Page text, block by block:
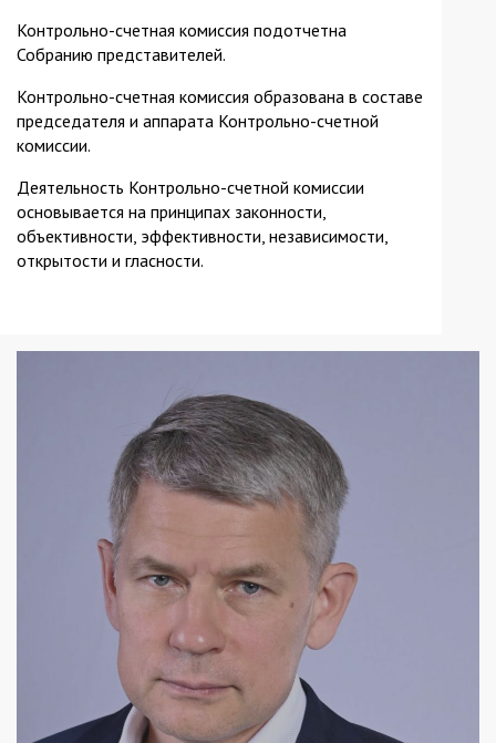
Контрольно-счетная комиссия подотчетна
Собранию представителей.
Контрольно-счетная комиссия образована в составе
председателя и аппарата Контрольно-счетной
комиссии.
Деятельность Контрольно-счетной комиссии
основывается на принципах законности,
объективности, эффективности, независимости,
открытости и гласности.